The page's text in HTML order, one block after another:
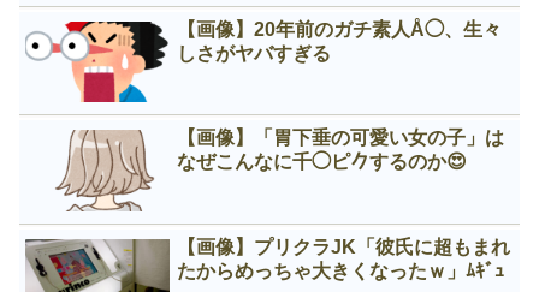
【画像】20年前のガチ素人Å◯、生々
しさがヤバすぎる
【画像】「胃下垂の可愛い女の子」は
なぜこんなに千◯ピ𠂊するのか😍
【画像】プリクラJK「彼氏に超もまれ
たからめっちゃ大きくなったｗ」ﾑｷﾞｭ